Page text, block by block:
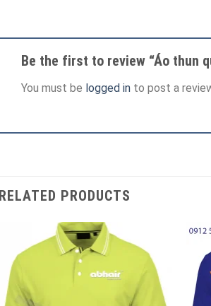
Be the first to review “Áo thun
You must be logged in to post a
RELATED PRODUCTS